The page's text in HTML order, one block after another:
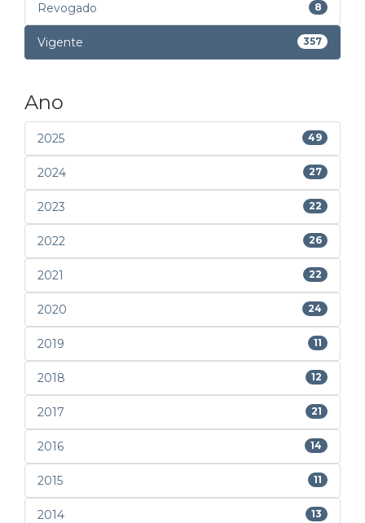
Revogado 8
Vigente 357
Ano
2025 49
2024 27
2023 22
2022 26
2021 22
2020 24
2019 11
2018 12
2017 21
2016 14
2015 11
2014 13